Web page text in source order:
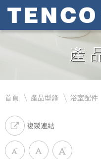
產
首頁 產品型錄 浴室配件
複製連結